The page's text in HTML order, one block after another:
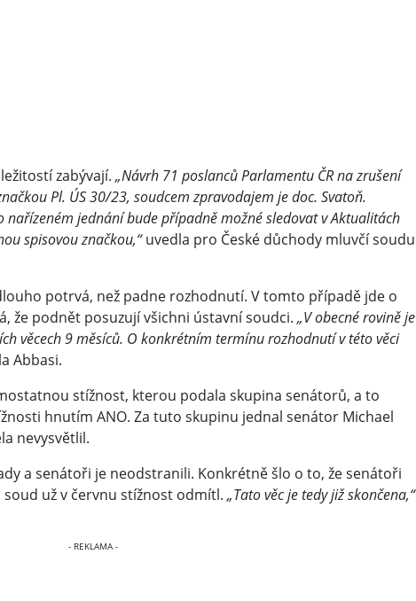
zabývají. „Návrh 71 poslanců Parlamentu ČR na zrušení
Pl. ÚS 30/23, soudcem zpravodajem je doc. Svatoň.
jednání bude případně možné sledovat v Aktualitách
spisovou značkou,“uvedla pro České důchody mluvčí soudu
potrvá, než padne rozhodnutí. V tomto případě jde o
že podnět posuzují všichni ústavní soudci. „V obecné rovině je
věcech 9 měsíců. O konkrétním termínu rozhodnutí v této věci
Abbasi.
stížnost, kterou podala skupina senátorů, a to
hnutím ANO. Za tuto skupinu jednal senátor Michael
nevysvětlil.
a senátoři je neodstranili. Konkrétně šlo o to, že senátoři
už v červnu stížnost odmítl. „Tato věc je tedy již skončena,“